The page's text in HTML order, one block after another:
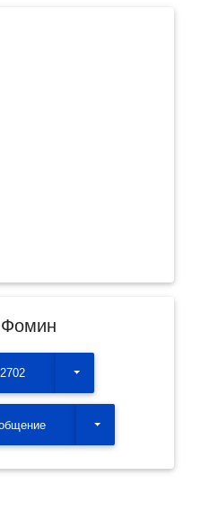
Toggle Dropdown
Toggle Dropdown